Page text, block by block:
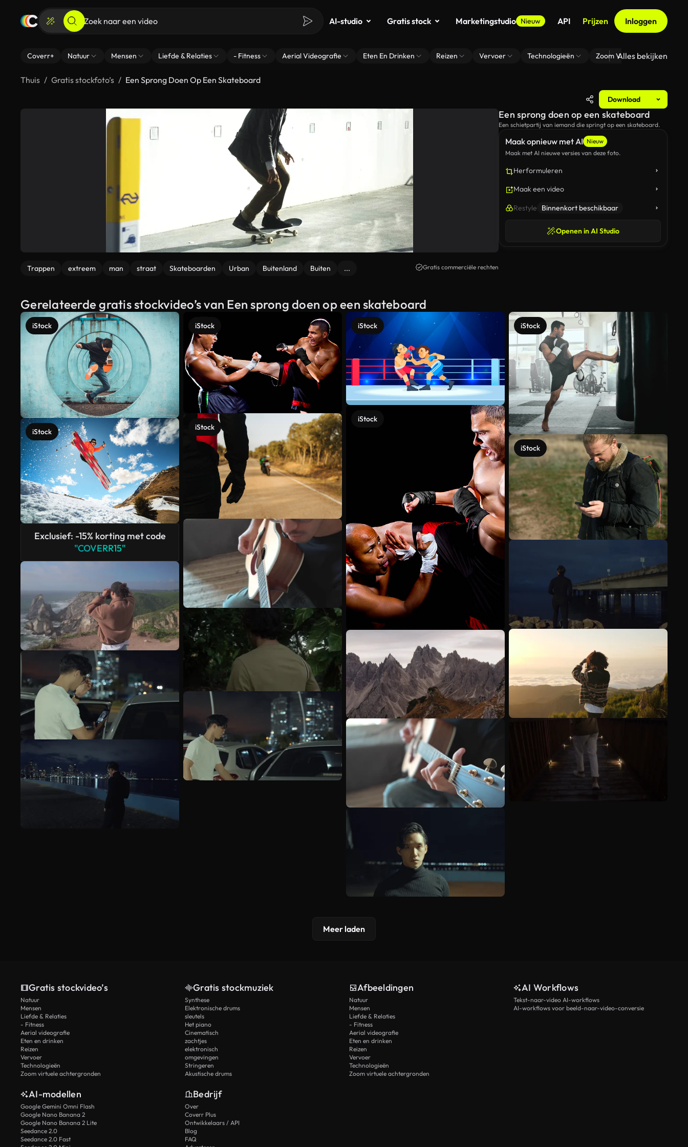
AI-studio Gratis stock Marketingstudio Nieuw API Prijzen Inloggen
Coverr+ Natuur Mensen Liefde & Relaties - Fitness Aerial Videografie Eten En Drinken Reizen Vervoer Technologieën Zoom Virtuele
Alles bekijken
Thuis Gratis stockfoto’s Een Sprong Doen Op Een Skateboard
Download
Trappen extreem man straat Skateboarden Urban Buitenland Buiten ... Gratis commerciële rechten
Maak opnieuw met AI Nieuw
Maak met AI nieuwe versies van deze foto.
Herformuleren
Maak een video
Restyle Binnenkort beschikbaar
Openen in AI Studio
Een sprong doen op een skateboard
Een schietpartij van iemand die springt op een skateboard.
Gerelateerde gratis stockvideo’s van Een sprong doen op een skateboard
iStock
iStock
Exclusief: -15% korting met code
"COVERR15"
iStock
iStock
iStock
iStock
iStock
iStock
Meer bekijken
Meer laden
Gratis stockvideo’s
Natuur
Mensen
Liefde & Relaties
- Fitness
Aerial videografie
Eten en drinken
Reizen
Vervoer
Technologieën
Zoom virtuele achtergronden
Gratis stockmuziek
Synthese
Elektronische drums
sleutels
Het piano
Cinematisch
zachtjes
elektronisch
omgevingen
Stringeren
Akustische drums
Afbeeldingen
Natuur
Mensen
Liefde & Relaties
- Fitness
Aerial videografie
Eten en drinken
Reizen
Vervoer
Technologieën
Zoom virtuele achtergronden
AI Workflows
Tekst-naar-video AI-workflows
AI-workflows voor beeld-naar-video-conversie
AI-modellen
Google Gemini Omni Flash
Google Nano Banana 2
Google Nano Banana 2 Lite
Seedance 2.0
Seedance 2.0 Fast
Bedrijf
Over
Coverr Plus
Ontwikkelaars / API
Blog
FAQ